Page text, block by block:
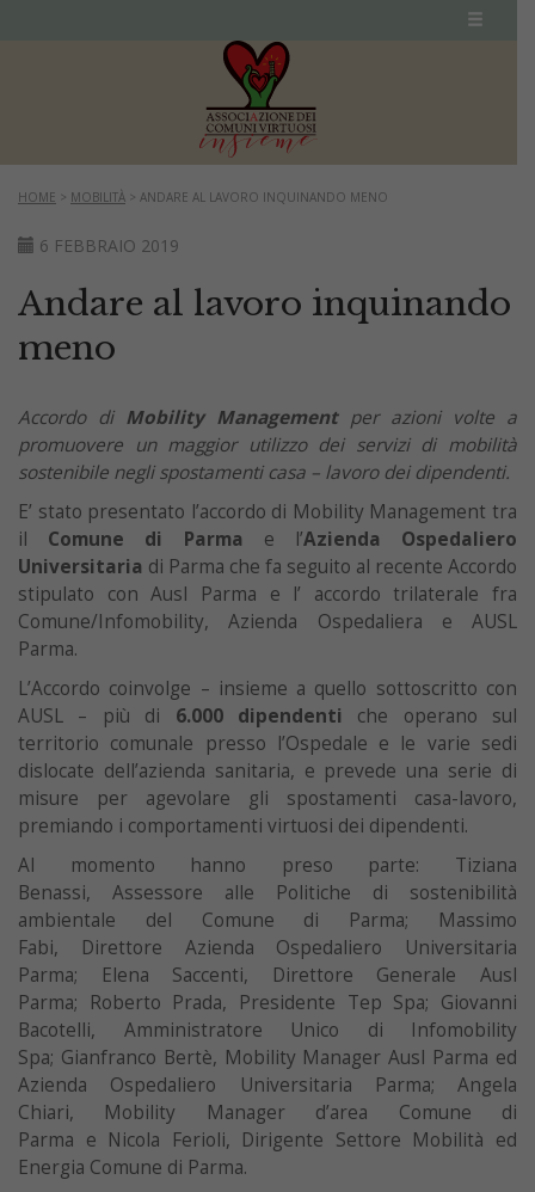
HOME > MOBILITÀ > ANDARE AL LAVORO INQUINANDO MENO
6 FEBBRAIO 2019
Andare al lavoro inquinando
meno
Accordo di Mobility Managementper azioni volte a
promuovere un maggior utilizzo dei servizi di mobilità
sostenibile negli spostamenti casa – lavoro dei dipendenti.
E’ stato presentato l’accordo di Mobility Management tra
il Comune di Parma e l’Azienda Ospedaliero
Universitaria di Parma che fa seguito al recente Accordo
stipulato con Ausl Parma e l’ accordo trilaterale fra
Comune/Infomobility, Azienda Ospedaliera e AUSL
Parma.
L’Accordo coinvolge – insieme a quello sottoscritto con
AUSL – più di 6.000 dipendenti che operano sul
territorio comunale presso l’Ospedale e le varie sedi
dislocate dell’azienda sanitaria, e prevede una serie di
misure per agevolare gli spostamenti casa-lavoro,
premiando i comportamenti virtuosi dei dipendenti.
Al momento hanno preso parte: Tiziana
Benassi, Assessore alle Politiche di sostenibilità
ambientale del Comune di Parma; Massimo
Fabi, Direttore Azienda Ospedaliero Universitaria
Parma; Elena Saccenti, Direttore Generale Ausl
Parma; Roberto Prada, Presidente Tep Spa; Giovanni
Bacotelli, Amministratore Unico di Infomobility
Spa; Gianfranco Bertè, Mobility Manager Ausl Parma ed
Azienda Ospedaliero Universitaria Parma; Angela
Chiari, Mobility Manager d’area Comune di
Parma e Nicola Ferioli, Dirigente Settore Mobilità ed
Energia Comune di Parma.